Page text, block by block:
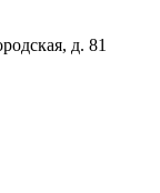
д. 81